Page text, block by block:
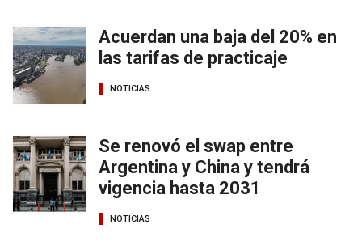
Acuerdan una baja del 20% en
las tarifas de practicaje
NOTICIAS
Se renovó el swap entre
Argentina y China y tendrá
vigencia hasta 2031
NOTICIAS